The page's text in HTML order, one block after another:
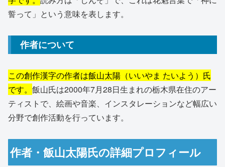
誓って」という意味を表します。
作者について
この創作漢字の作者は飯山太陽（いいやま たいよう）氏
です。 飯山氏は2000年7月28日生まれの栃木県在住のアー
ティストで、絵画や音楽、インスタレーションなど幅広い
分野で創作活動を行っています。
作者・飯山太陽氏の詳細プロフィール